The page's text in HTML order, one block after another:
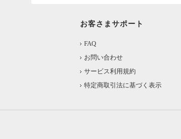
お客さまサポート
FAQ
お問い合わせ
サービス利用規約
特定商取引法に基づく表示